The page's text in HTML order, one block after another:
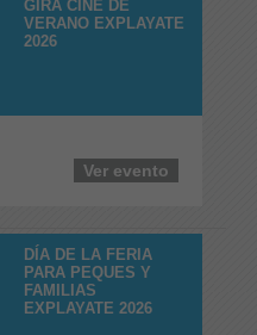
GIRA CINE DE
VERANO EXPLAYATE
2026
Ver evento
DÍA DE LA FERIA
PARA PEQUES Y
FAMILIAS
EXPLAYATE 2026